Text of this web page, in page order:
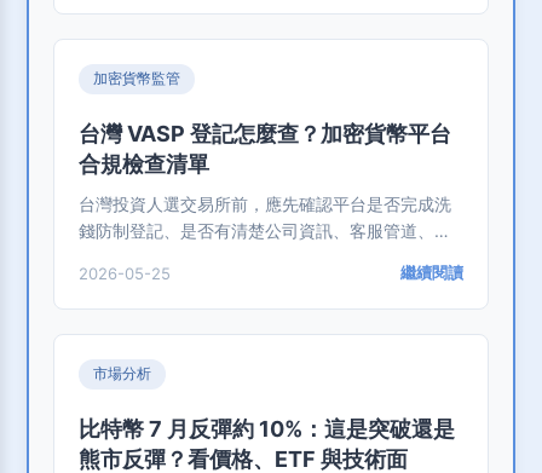
加密貨幣監管
台灣 VASP 登記怎麼查？加密貨幣平台
合規檢查清單
台灣投資人選交易所前，應先確認平台是否完成洗
錢防制登記、是否有清楚公司資訊、客服管道、資
詐重點。
2026-05-25 繼續閱讀
市場分析
比特幣 7 月反彈約 10%：這是突破還是
熊市反彈？看價格、ETF 與技術面